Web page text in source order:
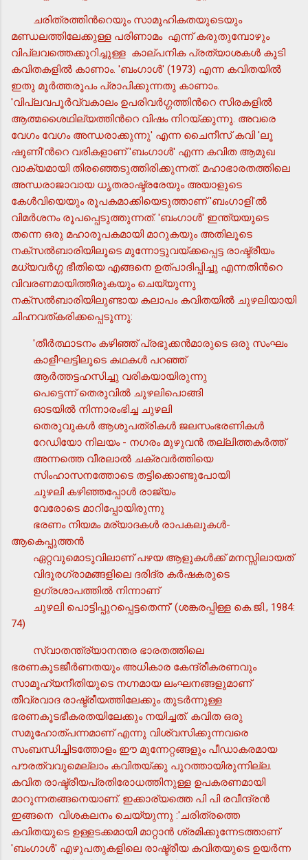
ചരിത്രത്തിന്‍റെയും സാമൂഹികതയുടെയും
മണ്ഡലത്തിലേക്കുള്ള പരിണാമം എന്ന് കരുതുമ്പോഴും
വിപ്ലവത്തെക്കുറിച്ചുള്ള കാല്പനിക പ്രത്യാശകള്‍ കൂടി
കവിതകളില്‍ കാണാം. 'ബംഗാള്‍' (1973) എന്ന കവിതയില്‍
ഇതു മൂര്‍ത്തരൂപം പ്രാപിക്കുന്നതു കാണാം.
'വിപ്ലവപൂര്‍വ്വകാലം ഉപരിവര്‍ഗ്ഗത്തിന്‍റെ സിരകളില്‍
ആത്മശൈഥില്യത്തിന്‍റെ വിഷം നിറയ്ക്കുന്നു. അവരെ
വേഗം വേഗം അന്ധരാക്കുന്നു' എന്ന ചൈനീസ് കവി 'ലൂ
ഷൂണി'ന്‍റെ വരികളാണ് 'ബംഗാള്‍' എന്ന കവിത ആമുഖ
വാക്യമായി തിരഞ്ഞെടുത്തിരിക്കുന്നത്. മഹാഭാരതത്തിലെ
അന്ധരാജാവായ ധൃതരാഷ്ട്രരേയും അയാളുടെ
കേള്‍വിയെയും രൂപകമാക്കിയെടുത്താണ് 'ബംഗാളി'ല്‍
വിമര്‍ശനം രൂപപ്പെടുത്തുന്നത്. 'ബംഗാള്‍' ഇന്ത്യയുടെ
തന്നെ ഒരു മഹാരൂപകമായി മാറുകയും അതിലൂടെ
നക്സല്‍ബാരിയിലൂടെ മുന്നോട്ടുവയ്ക്കപ്പെട്ട രാഷ്ട്രീയം
മധ്യവര്‍ഗ്ഗ ഭീതിയെ എങ്ങനെ ഉത്പാദിപ്പിച്ചു എന്നതിന്‍റെ
വിവരണമായിത്തീരുകയും ചെയ്യുന്നു
നക്സല്‍ബാരിയിലുണ്ടായ കലാപം കവിതയില്‍ ചുഴലിയായി
ചിഹ്നവത്കരിക്കപ്പെടുന്നു:
'തീര്‍ത്ഥാടനം കഴിഞ്ഞ് പ്രഭുക്കന്‍മാരുടെ ഒരു സംഘം
കാളീഘട്ടിലൂടെ കഥകള്‍ പറഞ്ഞ്
ആര്‍ത്തട്ടഹസിച്ചു വരികയായിരുന്നു
പെട്ടെന്ന് തെരുവില്‍ ചുഴലിപൊങ്ങി
ഓടയില്‍ നിന്നാരംഭിച്ച ചുഴലി
തെരുവുകള്‍ ആശുപത്രികള്‍ ജലസംഭരണികള്‍
റേഡിയോ നിലയം - നഗരം മുഴുവന്‍ തല്ലിത്തകര്‍ത്ത്
അന്നത്തെ വീരലാല്‍ ചക്രവര്‍ത്തിയെ
സിംഹാസനത്തോടെ തട്ടിക്കൊണ്ടുപോയി
ചുഴലി കഴിഞ്ഞപ്പോള്‍ രാജ്യം
വേരോടെ മാറിപ്പോയിരുന്നു
ഭരണം നിയമം മര്യാദകള്‍ രാപകലുകള്‍-
ആകെപ്പുത്തന്‍
ഏറ്റവുമൊടുവിലാണ് പഴയ ആളുകള്‍ക്ക് മനസ്സിലായത്
വിദൂരഗ്രാമങ്ങളിലെ ദരിദ്ര കര്‍ഷകരുടെ
ഉഗ്രശാപത്തില്‍ നിന്നാണ്
ചുഴലി പൊട്ടിപ്പുറപ്പെട്ടതെന്ന്' (ശങ്കരപ്പിള്ള കെ.ജി., 1984:
74)
സ്വാതന്ത്ര്യാനന്തര ഭാരതത്തിലെ
ഭരണകൂടജീര്‍ണതയും അധികാര കേന്ദ്രീകരണവും
സാമൂഹ്യനീതിയുടെ നഗ്നമായ ലംഘനങ്ങളുമാണ്
തീവ്രവാദ രാഷ്ട്രീയത്തിലേക്കും തുടര്‍ന്നുള്ള
ഭരണകൂടഭീകരതയിലേക്കും നയിച്ചത്. കവിത ഒരു
സമൂഹോത്പന്നമാണ് എന്നു വിശ്വസിക്കുന്നവരെ
സംബന്ധിച്ചിടത്തോളം ഈ മുന്നേറ്റങ്ങളും പീഡാകരമായ
പൗരത്വവുമെല്ലാം കവിതയ്ക്കു പുറത്തായിരുന്നില്ല.
കവിത രാഷ്ട്രീയപ്രതിരോധത്തിനുള്ള ഉപകരണമായി
മാറുന്നതങ്ങനെയാണ്. ഇക്കാര്യത്തെ പി പി രവീന്ദ്രന്‍
ഇങ്ങനെ വിശകലനം ചെയ്യുന്നു :'ചരിത്രത്തെ
കവിതയുടെ ഉള്ളടക്കമായി മാറ്റാന്‍ ശ്രമിക്കുന്നേടത്താണ്
'ബംഗാള്‍' എഴുപതുകളിലെ രാഷ്ട്രീയ കവിതയുടെ ഉയര്‍ന്ന